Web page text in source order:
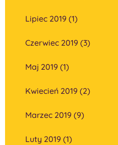
Lipiec 2019 (1)
Czerwiec 2019 (3)
Maj 2019 (1)
Kwiecień 2019 (2)
Marzec 2019 (9)
Luty 2019 (1)